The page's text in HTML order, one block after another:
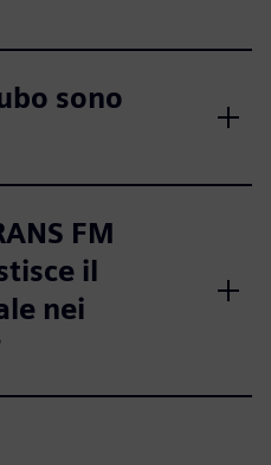
sono
FM
il
nei